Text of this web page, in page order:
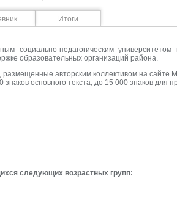
Итоги
социально-педагогическим
образовательных организаций района.
размещенные авторским коллективом на сайте
основного текста, до 15 000 знаков для
следующих возрастных групп: